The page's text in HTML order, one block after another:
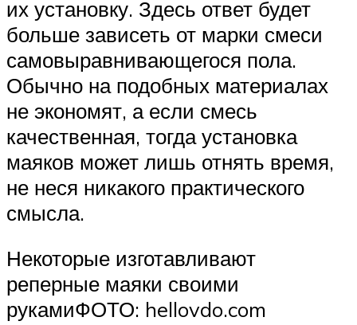
их установку. Здесь ответ будет
больше зависеть от марки смеси
самовыравнивающегося пола.
Обычно на подобных материалах
не экономят, а если смесь
качественная, тогда установка
маяков может лишь отнять время,
не неся никакого практического
смысла.
Некоторые изготавливают
реперные маяки своими
рукамиФОТО: hellovdo.com